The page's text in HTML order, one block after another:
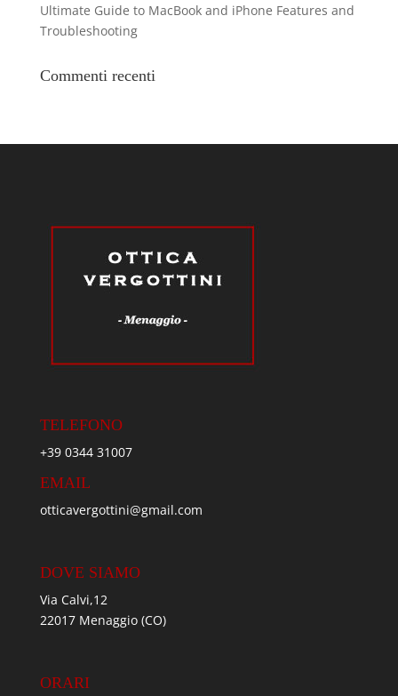
Ultimate Guide to MacBook and iPhone Features and
Troubleshooting
Commenti recenti
TELEFONO
+39 0344 31007
EMAIL
otticavergottini@gmail.com
DOVE SIAMO
Via Calvi,12
22017 Menaggio (CO)
ORARI